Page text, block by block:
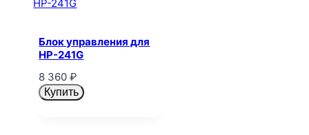
Блок управления для
HP-241G
8 360₽
Купить